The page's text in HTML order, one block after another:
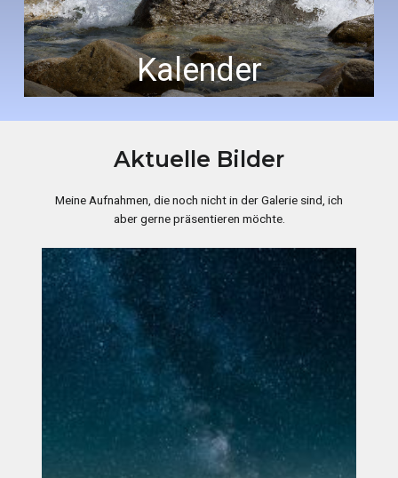
Kalender
Aktuelle Bilder
Meine Aufnahmen, die noch nicht in der Galerie sind, ich
aber gerne präsentieren möchte.